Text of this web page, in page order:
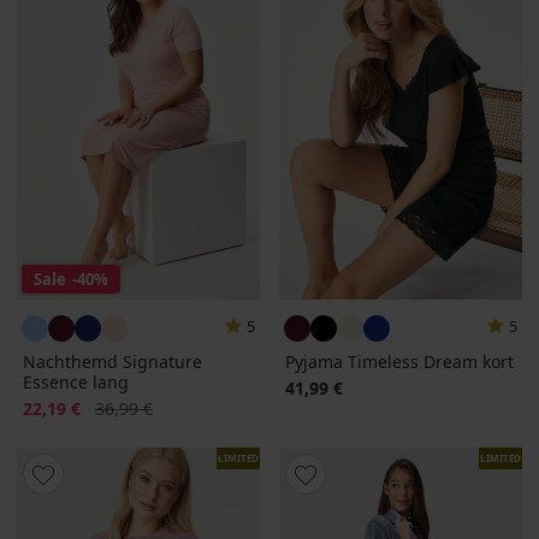
Sale -40%
5
Nachthemd Signature
Essence lang
Korting
22,19 € Oorspronkelijke prijs
36,99 €
5
Pyjama Timeless Dream kort
41,99 €
LIMITED LIMITED